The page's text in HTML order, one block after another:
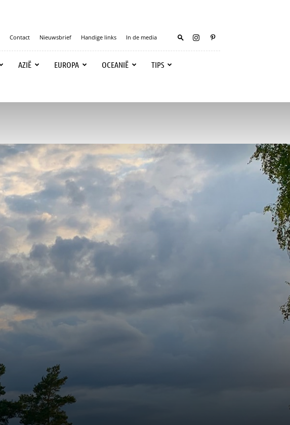
Contact Nieuwsbrief Handige links In de media
AZIË EUROPA OCEANIË TIPS